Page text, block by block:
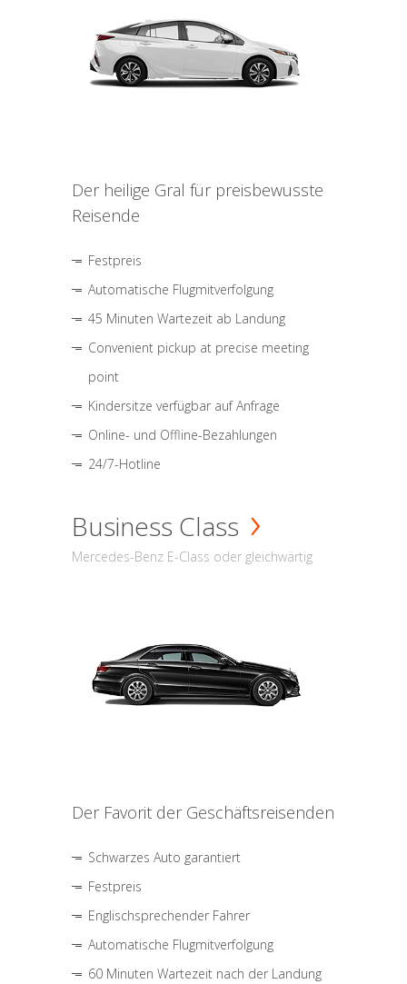
Der heilige Gral für preisbewusste
Reisende
Festpreis
Automatische Flugmitverfolgung
45 Minuten Wartezeit ab Landung
Convenient pickup at precise meeting
point
Kindersitze verfügbar auf Anfrage
Online- und Offline-Bezahlungen
24/7-Hotline
Business Class
Mercedes-Benz E-Class oder gleichwärtig
Der Favorit der Geschäftsreisenden
Schwarzes Auto garantiert
Festpreis
Englischsprechender Fahrer
Automatische Flugmitverfolgung
60 Minuten Wartezeit nach der Landung